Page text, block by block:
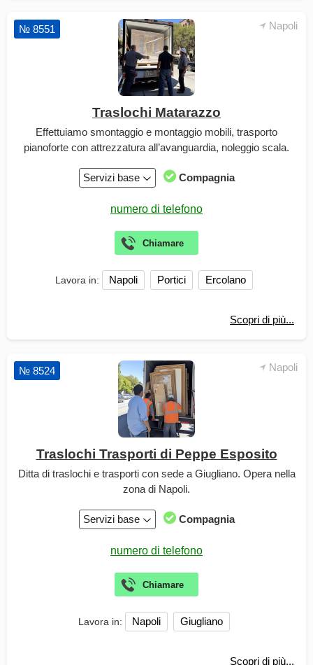
Napoli
№ 8551
Traslochi Matarazzo
Effettuiamo smontaggio e montaggio mobili, trasporto
pianoforte con attrezzatura all’avanguardia, noleggio scala.
Servizi base Compagnia
Lavora in: Napoli Portici Ercolano
Scopri di più...
Napoli
№ 8524
Traslochi Trasporti di Peppe Esposito
Ditta di traslochi e trasporti con sede a Giugliano. Opera nella
zona di Napoli.
Servizi base Compagnia
Lavora in: Napoli Giugliano
Scopri di più...